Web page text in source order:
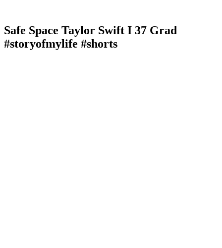
Safe Space Taylor Swift I 37 Grad
#storyofmylife #shorts